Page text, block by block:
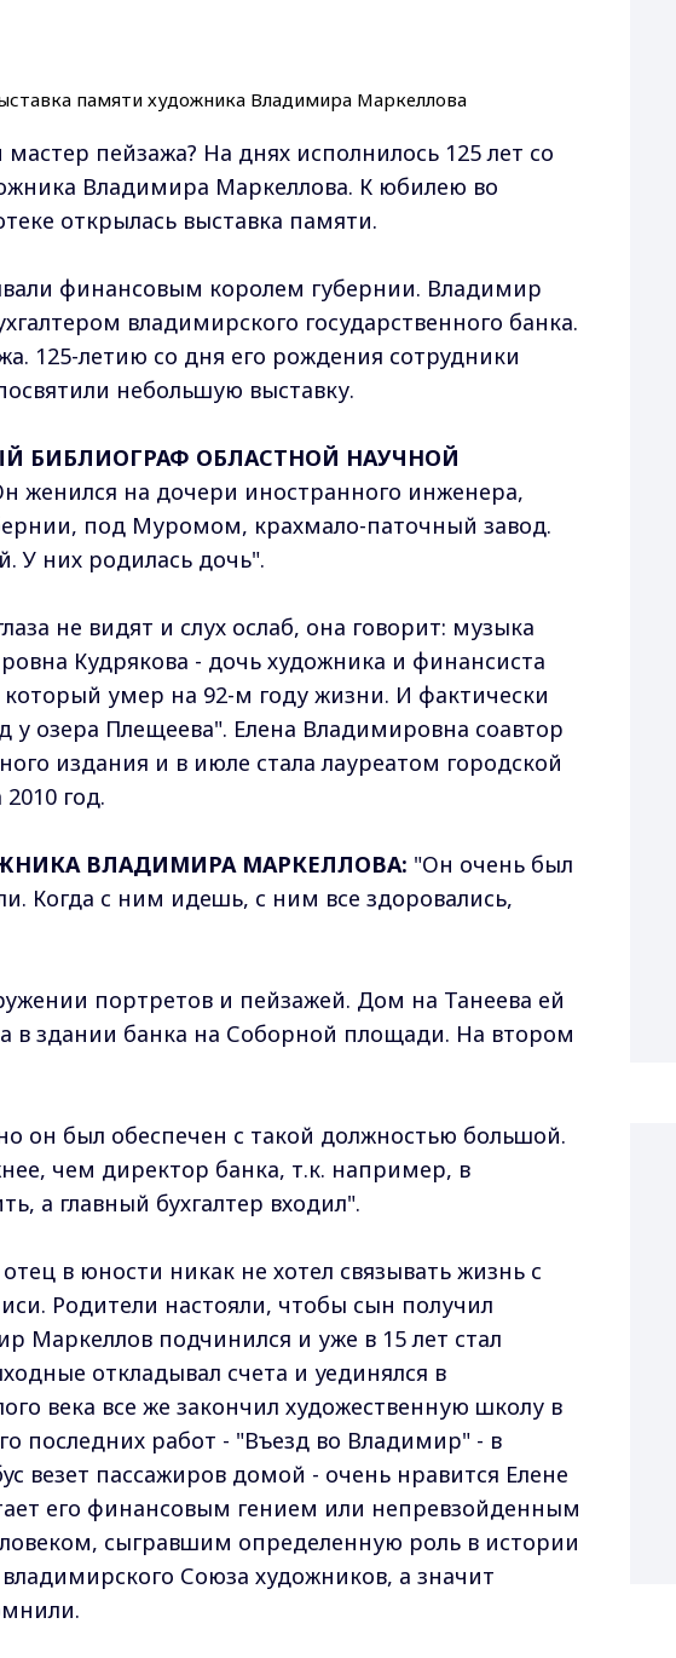
пейзажа? На днях исполнилось 125 лет со
Владимира Маркеллова. К юбилею во
открылась выставка памяти.
финансовым королем губернии. Владимир
владимирского государственного банка.
125-летию со дня его рождения сотрудники
небольшую выставку.
БИБЛИОГРАФ ОБЛАСТНОЙ НАУЧНОЙ
женился на дочери иностранного инженера,
под Муромом, крахмало-паточный завод.
У них родилась дочь".
не видят и слух ослаб, она говорит: музыка
Кудрякова - дочь художника и финансиста
умер на 92-м году жизни. И фактически
у озера Плещеева". Елена Владимировна соавтор
издания и в июле стала лауреатом городской
год.
ВЛАДИМИРА МАРКЕЛЛОВА: "Он очень был
Когда с ним идешь, с ним все здоровались,
портретов и пейзажей. Дом на Танеева ей
в здании банка на Соборной площади. На втором
он был обеспечен с такой должностью большой.
чем директор банка, т.к. например, в
а главный бухгалтер входил".
в юности никак не хотел связывать жизнь с
Родители настояли, чтобы сын получил
Маркеллов подчинился и уже в 15 лет стал
откладывал счета и уединялся в
века все же закончил художественную школу в
последних работ - "Въезд во Владимир" - в
везет пассажиров домой - очень нравится Елене
его финансовым гением или непревзойденным
сыгравшим определенную роль в истории
Союза художников, а значит